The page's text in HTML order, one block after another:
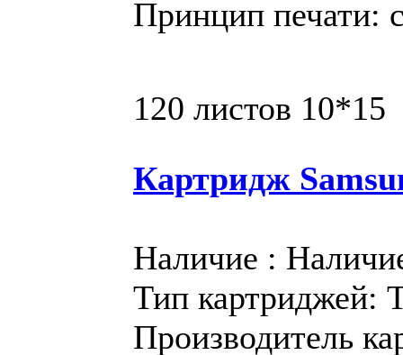
Принцип печати:
120 листов 10*15
Картридж
Наличие :
Тип картриджей:
Производитель